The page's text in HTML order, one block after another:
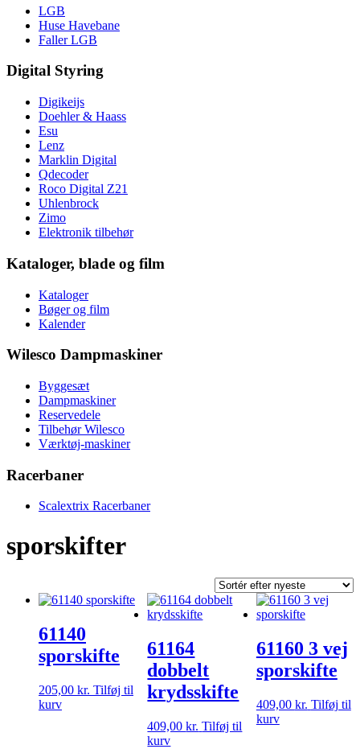
LGB
Huse Havebane
Faller LGB
Digital Styring
Digikeijs
Doehler & Haass
Esu
Lenz
Marklin Digital
Qdecoder
Roco Digital Z21
Uhlenbrock
Zimo
Elektronik tilbehør
Kataloger, blade og film
Kataloger
Bøger og film
Kalender
Wilesco Dampmaskiner
Byggesæt
Dampmaskiner
Reservedele
Tilbehør Wilesco
Værktøj-maskiner
Racerbaner
Scalextrix Racerbaner
sporskifter
61140
sporskifte
205,00 kr. Tilføj til
kurv
61164
dobbelt
krydsskifte
409,00kr. Tilføj til
kurv
61160 3 vej
sporskifte
409,00 kr. Tilføj til
kurv